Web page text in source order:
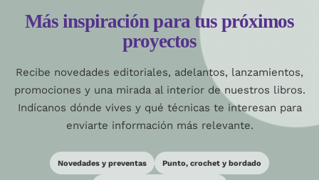
Más inspiración para tus próximos
proyectos
Recibe novedades editoriales, adelantos, lanzamientos,
promociones y una mirada al interior de nuestros libros.
Indícanos dónde vives y qué técnicas te interesan para
enviarte información más relevante.
Novedades y preventas Punto, crochet y bordado